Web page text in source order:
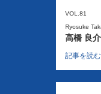
VOL.81
Ryosuke
高橋 良介
記事を読む